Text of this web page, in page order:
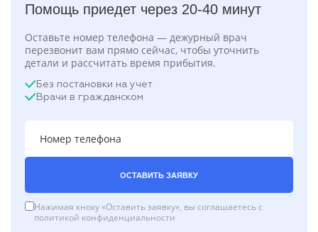
Помощь приедет через 20-40 минут
Оставьте номер телефона — дежурный врач
перезвонит вам прямо сейчас, чтобы уточнить
детали и рассчитать время прибытия.
Без постановки на учет
Врачи в гражданском
ОСТАВИТЬ ЗАЯВКУ
Нажимая кноку «Оставить заявку», вы соглашаетесь с
политикой конфиденциальности